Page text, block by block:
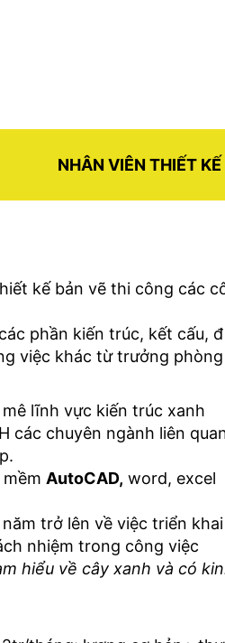
NHÂN VIÊN THIẾT
kế bản vẽ thi công các
phần kiến trúc, kết cấu,
việc khác từ trưởng
lĩnh vực kiến trúc xanh
các chuyên ngành liên
AutoCAD, word, excel
năm trở lên về việc triển
nhiệm trong công việc
hiểu về cây xanh và có